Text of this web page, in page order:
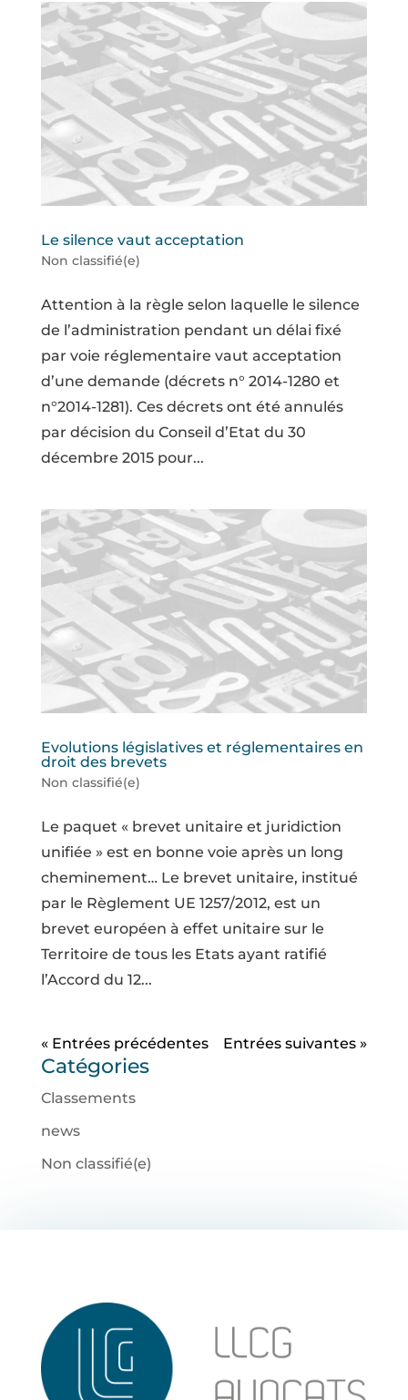
Le silence vaut acceptation
Non classifié(e)
Attention à la règle selon laquelle le silence
de l’administration pendant un délai fixé
par voie réglementaire vaut acceptation
d’une demande (décrets n° 2014-1280 et
n°2014-1281). Ces décrets ont été annulés
par décision du Conseil d’Etat du 30
décembre 2015 pour...
Evolutions législatives et réglementaires en
droit des brevets
Non classifié(e)
Le paquet « brevet unitaire et juridiction
unifiée » est en bonne voie après un long
cheminement… Le brevet unitaire, institué
par le Règlement UE 1257/2012, est un
brevet européen à effet unitaire sur le
Territoire de tous les Etats ayant ratifié
l’Accord du 12...
« Entrées précédentes Entrées suivantes »
Catégories
Classements
news
Non classifié(e)